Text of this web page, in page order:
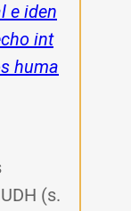
e iden
int
huma
(s.